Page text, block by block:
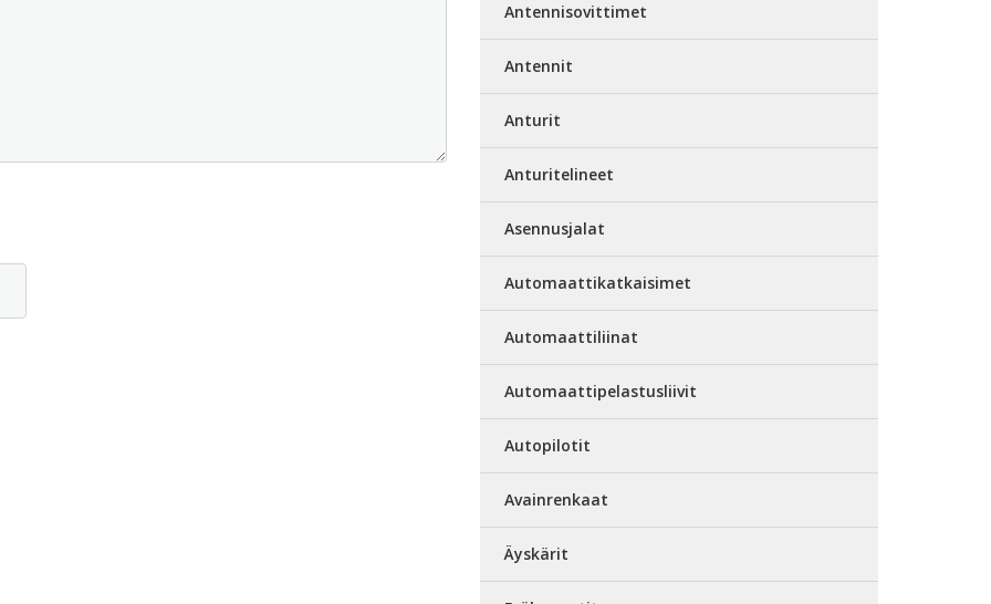
Antennisovittimet
Antennit
Anturit
Anturitelineet
Asennusjalat
Automaattikatkaisimet
Automaattiliinat
Automaattipelastusliivit
Autopilotit
Avainrenkaat
Äyskärit